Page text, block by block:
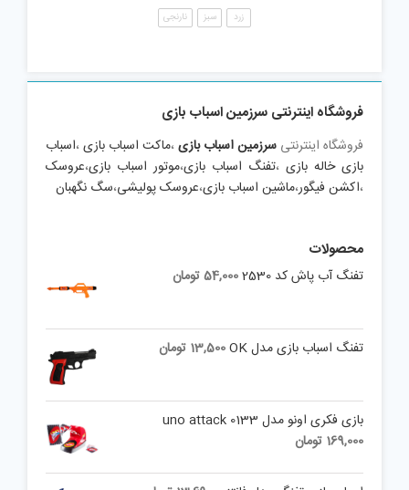
زرد سبز نارنجی
فروشگاه اینترنتی سرزمین اسباب بازی
فروشگاه اینترنتی سرزمین اسباب بازی،ماکت اسباب بازی،اسباب
بازی خاله بازی ،تفنگ اسباب بازی،موتور اسباب بازی،عروسک
،اکشن فیگور،ماشین اسباب بازی،عروسک پولیشی،سگ نگهبان
محصولات
تفنگ آب پاش کد 2530 54,000تومان
تفنگ اسباب بازی مدل OK 13,500 تومان
بازی فکری اونو مدل uno attack 0133
169,000 تومان